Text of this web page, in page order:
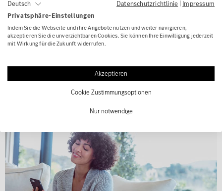
Beispiel:Bei einem Zielpreis von 7.000 € wirkt es sich
abschreckend aus, das Fahrzeug mit 9.990 €
auszuzeichnen, da die meisten Interessenten nicht mit
einem Nachlass von knapp 3.000 € rechnen. Dies dämmt
Fahrzeugreinigung buchen
Deutsch Datenschutzrichtlinie | Impressum
Privatsphäre-Einstellungen
Indem Sie die Webseite und ihre Angebote nutzen und weiter navigieren,
akzeptieren Sie die unverzichtbaren Cookies. Sie können Ihre Einwilligung jederzeit
mit Wirkung für die Zukunft widerrufen.
Akzeptieren
Cookie Zustimmungsoptionen
Nur notwendige